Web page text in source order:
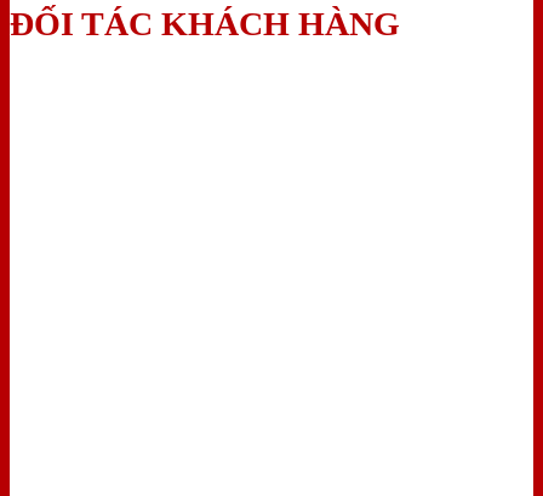
ĐỐI TÁC KHÁCH HÀNG